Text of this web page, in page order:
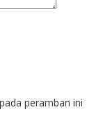
peramban ini